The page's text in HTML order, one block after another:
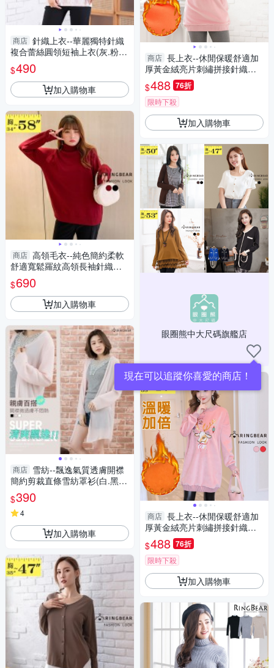
商店 針織上衣--華麗獨特針織
複合蕾絲圓領短袖上衣(灰.粉L-
3L)-U841眼圈熊中大尺碼
$490
加入購物車
商店 高領毛衣--純色簡約柔軟
舒適寬鬆羅紋高領長袖針織毛
衣(黑.紅L-5L)-X575眼圈熊中大
尺碼
$690
加入購物車
商店 雪紡--飄逸氣質透膚開襟
簡約剪裁直條雪紡罩衫(白.黑.
粉XL-4L)-J214眼圈熊中大尺碼
$390
4
加入購物車
商店 長上衣--休閒保暖舒適加
厚黃金絨亮片刺繡拼接針織長
袖上衣(紅.粉XL-3L)-X407眼圈
熊中大尺碼
$488 76折
限時下殺
加入購物車
眼圈熊中大尺碼旗艦店
商店 長上衣--休閒保暖舒適加
厚黃金絨亮片刺繡拼接針織長
袖上衣(紅.粉L-3L)-X407眼圈熊
中大尺碼◎
$488 76折
限時下殺
加入購物車